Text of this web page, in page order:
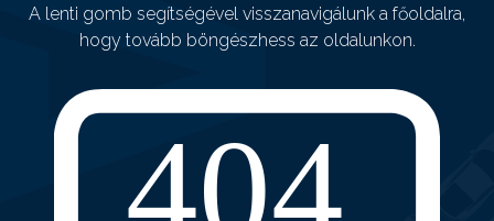
A lenti gomb segítségével visszanavigálunk a főoldalra,
hogy tovább böngészhess az oldalunkon.